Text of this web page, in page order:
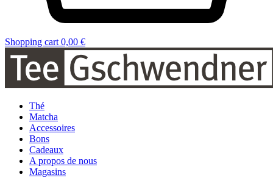
Shopping cart 0,00 €
Thé
Matcha
Accessoires
Bons
Cadeaux
A propos de nous
Magasins